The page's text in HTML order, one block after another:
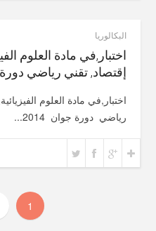
البكالوريا
اختبار,في مادة العلوم
إقتصاد, تقني رياضي دورة
اختبار,في مادة العلوم
رياضي دورة جوان 2014...
1